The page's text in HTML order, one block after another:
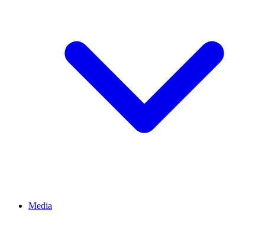
Media